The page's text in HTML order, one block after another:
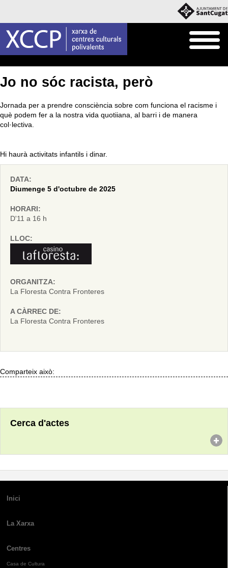
Jo no sóc racista, però
Jornada per a prendre consciència sobre com funciona el racisme i
què podem fer a la nostra vida quotiiana, al barri i de manera
col·lectiva.
Hi haurà activitats infantils i dinar.
DATA:
Diumenge 5 d'octubre de 2025
HORARI:
D'11 a 16 h
LLOC:
ORGANITZA:
La Floresta Contra Fronteres
A CÀRREC DE:
La Floresta Contra Fronteres
Comparteix això:
Cerca d'actes
Inici
La Xarxa
Centres
Casa de Cultura